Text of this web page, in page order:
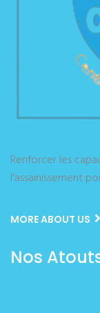
Renforcer les
l'assainissement
MORE ABOUT US
Nos